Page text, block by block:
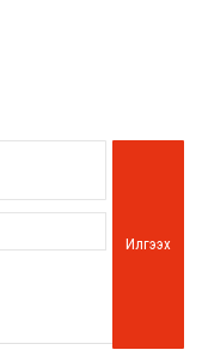
Илгээх